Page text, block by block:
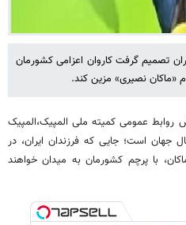
تصمیم گرفت کاروان اعزامی کشورمان
روابط عمومی کمیته ملی المپیک،المپیک
داکار، آوردگاه نوجوانان زیر ۱۷ سال جهان است؛ جایی که فرزندان ایران، در
با پرچم کشورمان به میدان خواهند